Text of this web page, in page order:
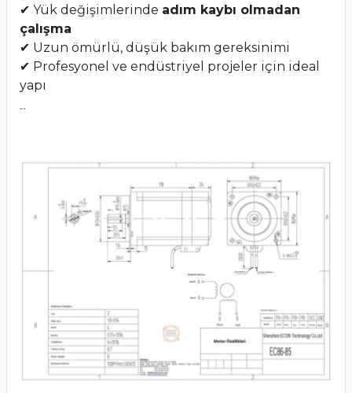
✔ Yük değişimlerinde adım kaybı olmadan
çalışma
✔ Uzun ömürlü, düşük bakım gereksinimi
✔ Profesyonel ve endüstriyel projeler için ideal
yapı
--